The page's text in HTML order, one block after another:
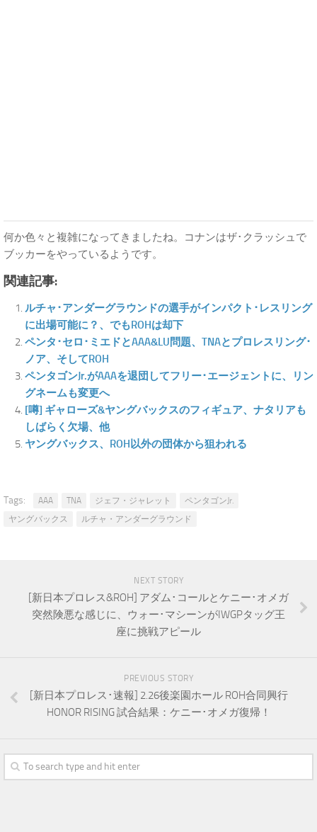
何か色々と複雑になってきましたね。コナンはザ･クラッシュで
ブッカーをやっているようです。
関連記事:
ルチャ･アンダーグラウンドの選手がインパクト･レスリング
に出場可能に？、でもROHは却下
ペンタ･セロ･ミエドとAAA&LU問題、TNAとプロレスリング･
ノア、そしてROH
ペンタゴンJr.がAAAを退団してフリー･エージェントに、リン
グネームも変更へ
[噂] ギャローズ&ヤングバックスのフィギュア、ナタリアも
しばらく欠場、他
ヤングバックス、ROH以外の団体から狙われる
Tags: AAA TNA ジェフ・ジャレット
ペンタゴンJr.
ヤングバックス
ルチャ・アンダーグラウンド
NEXT STORY
[新日本プロレス&ROH] アダム･コールとケニー･オメガ
突然険悪な感じに、ウォー･マシーンがIWGPタッグ王
座に挑戦アピール
PREVIOUS STORY
[新日本プロレス･速報] 2.26後楽園ホール ROH合同興行
HONOR RISING 試合結果：ケニー･オメガ復帰！